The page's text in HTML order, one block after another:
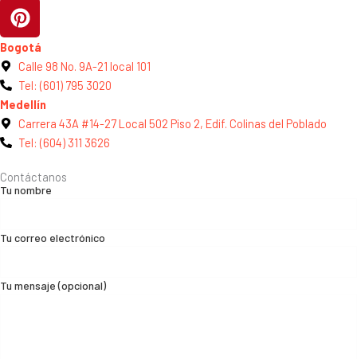
Bogotá
Calle 98 No. 9A-21 local 101
Tel: (601) 795 3020
Medellín
Carrera 43A #14-27 Local 502 Piso 2, Edif. Colinas del Poblado
Tel: (604) 311 3626
Contáctanos
Tu nombre
Tu correo electrónico
Tu mensaje (opcional)